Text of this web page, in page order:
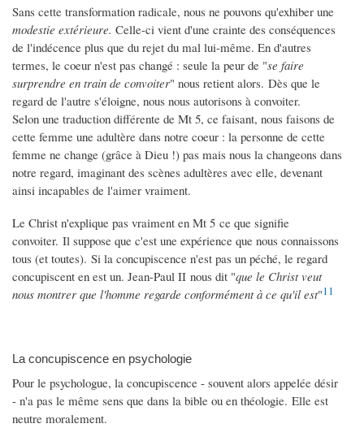
Sans cette transformation radicale, nous ne pouvons qu'exhiber une
modestie extérieure. Celle-ci vient d'une crainte des conséquences
de l'indécence plus que du rejet du mal lui-même. En d'autres
termes, le coeur n'est pas changé : seule la peur de "se faire
surprendre en train de convoiter" nous retient alors. Dès que le
regard de l'autre s'éloigne, nous nous autorisons à convoiter.
Selon une traduction différente de Mt 5, ce faisant, nous faisons de
cette femme une adultère dans notre coeur : la personne de cette
femme ne change (grâce à Dieu !) pas mais nous la changeons dans
notre regard, imaginant des scènes adultères avec elle, devenant
ainsi incapables de l'aimer vraiment.
Le Christ n'explique pas vraiment en Mt 5 ce que signifie
convoiter. Il suppose que c'est une expérience que nous connaissons
tous (et toutes). Si la concupiscence n'est pas un péché, le regard
concupiscent en est un. Jean-Paul II nous dit "que le Christ veut
nous montrer que l'homme regarde conformément à ce qu'il est"11
La concupiscence en psychologie
Pour le psychologue, la concupiscence - souvent alors appelée désir
- n'a pas le même sens que dans la bible ou en théologie. Elle est
neutre moralement.